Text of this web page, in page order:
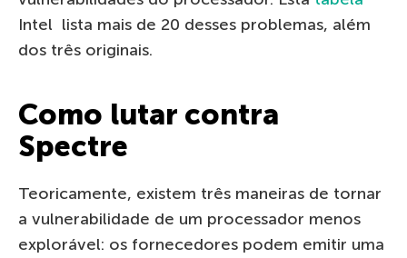
Intel lista mais de 20 desses problemas, além
dos três originais.
Como lutar contra
Spectre
Teoricamente, existem três maneiras de tornar
a vulnerabilidade de um processador menos
explorável: os fornecedores podem emitir uma